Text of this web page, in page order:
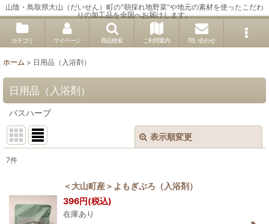
山陰・鳥取県大山（だいせん）町の"朝採れ地野菜"や地元の素材を使ったこだわ
りの加工品を全国へお届けします。
カテゴリ マイページ 商品検索 ご利用案内 問い合わせ
ホーム > 日用品（入浴剤）
日用品（入浴剤）
バスハーブ
表示順変更
並び順:
7件
＜大山町産＞よもぎぶろ（入浴剤）
396円(税込)
在庫あり